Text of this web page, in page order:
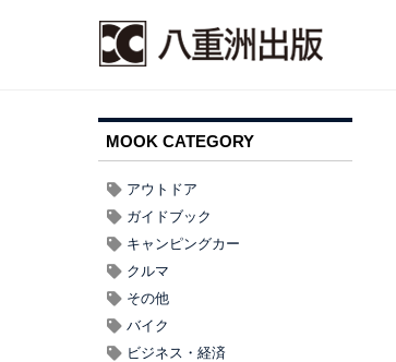
MOOK CATEGORY
アウトドア
ガイドブック
キャンピングカー
クルマ
その他
バイク
ビジネス・経済